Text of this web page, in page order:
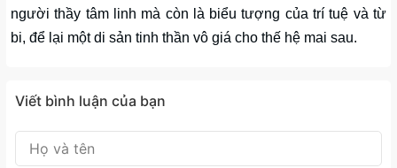
người thầy tâm linh mà còn là biểu tượng của trí tuệ và từ
bi, để lại một di sản tinh thần vô giá cho thế hệ mai sau.
Viết bình luận của bạn